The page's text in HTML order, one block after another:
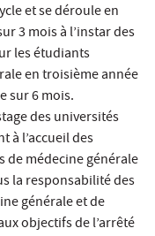
et se déroule en
3 mois à l’instar des
les étudiants
en troisième année
sur 6 mois.
des universités
à l’accueil des
de médecine générale
la responsabilité des
générale et de
objectifs de l’arrêté